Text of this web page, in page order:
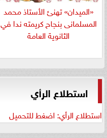
«الميدان» تهنئ الأستاذ محمد
المسلمانى بنجاح كريمته ندا في
الثانوية العامة
استطلاع الرأي
استطلاع الرأي: اضغط للتحميل